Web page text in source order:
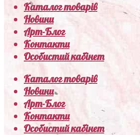
Каталог товарів
Новини
Арт-Блог
Контакти
Особистий кабінет
Каталог товарів
Новини
Арт-Блог
Контакти
Особистий кабінет